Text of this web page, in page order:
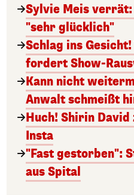
Sylvie Meis
"sehr glücklich"
Schlag ins
fordert Show-
Kann nicht
Anwalt schmeißt
Huch! Shirin
Insta
"Fast gestorben":
aus Spital